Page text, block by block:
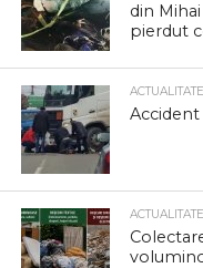
din
pierdut
Accident